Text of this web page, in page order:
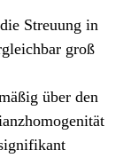
Streuung in
groß
über den